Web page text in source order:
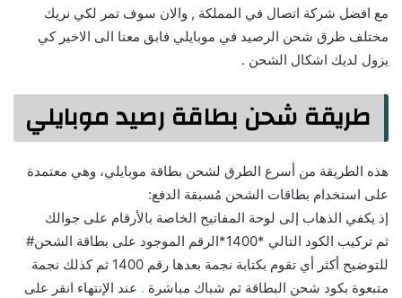
مع افضل شركة اتصال في المملكة , والان سوف تمر لكي نريك
مختلف طرق شحن الرصيد في موبايلي فابق معنا الى الاخير كي
يزول لديك اشكال الشحن .
طريقة شحن بطاقة رصيد موبايلي
هذه الطريقة من أسرع الطرق لشحن بطاقة موبايلي، وهي معتمدة
على استخدام بطاقات الشحن مُسبقة الدفع:
إذ يكفي الذهاب إلى لوحة المفاتيح الخاصة بالأرقام على جوالك
ثم تركيب الكود التالي *1400*الرقم الموجود على بطاقة الشحن#
للتوضيح أكثر أي تقوم بكتابة نجمة بعدها رقم 1400 ثم كذلك نجمة
متبعوة بكود شحن البطاقة ثم شباك مباشرة . عند الإنتهاء انقر على